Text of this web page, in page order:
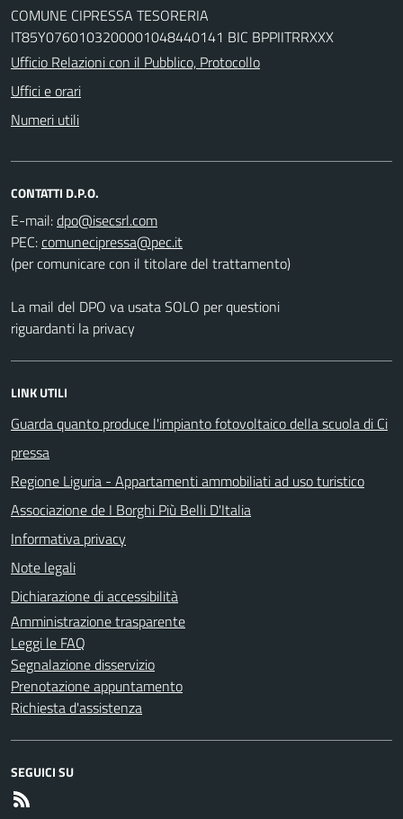
COMUNE CIPRESSA TESORERIA
IT85Y0760103200001048440141 BIC BPPIITRRXXX
Ufficio Relazioni con il Pubblico, Protocollo
Uffici e orari
Numeri utili
CONTATTI D.P.O.
E-mail:
PEC:
(per comunicare con il titolare del trattamento)
La mail del DPO va usata SOLO per questioni
riguardanti la privacy
LINK UTILI
Guarda quanto produce l'impianto fotovoltaico della scuola di Ci
pressa
Regione Liguria - Appartamenti ammobiliati ad uso turistico
Associazione de I Borghi Più Belli D'Italia
Informativa privacy
Note legali
Dichiarazione di accessibilità
Amministrazione trasparente
Leggi le FAQ
Segnalazione disservizio
Prenotazione appuntamento
Richiesta d'assistenza
SEGUICI SU